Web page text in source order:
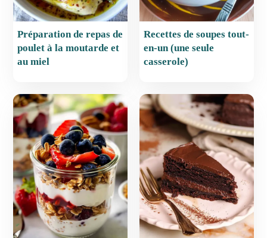
Préparation de repas de
poulet à la moutarde et
au miel
Recettes de soupes tout-
en-un (une seule
casserole)